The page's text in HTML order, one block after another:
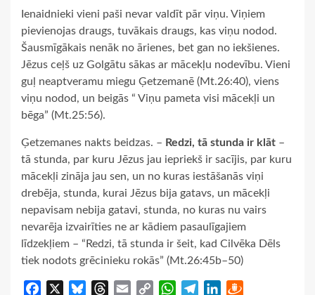
Ienaidnieki vieni paši nevar valdīt pār viņu. Viņiem
pievienojas draugs, tuvākais draugs, kas viņu nodod.
Šausmīgākais nenāk no ārienes, bet gan no iekšienes.
Jēzus ceļš uz Golgātu sākas ar mācekļu nodevību. Vieni
guļ neaptveramu miegu Ģetzemanē (Mt.26:40), viens
viņu nodod, un beigās “ Viņu pameta visi mācekļi un
bēga” (Mt.25:56).
Ģetzemanes nakts beidzas. – Redzi, tā stunda ir klāt –
tā stunda, par kuru Jēzus jau iepriekš ir sacījis, par kuru
mācekļi zināja jau sen, un no kuras iestāšanās viņi
drebēja, stunda, kurai Jēzus bija gatavs, un mācekļi
nepavisam nebija gatavi, stunda, no kuras nu vairs
nevarēja izvairīties ne ar kādiem pasaulīgajiem
līdzekļiem – “Redzi, tā stunda ir šeit, kad Cilvēka Dēls
tiek nodots grēcinieku rokās” (Mt.26:45b–50)
Facebook BlueskyThreads
Email
Copy
WhatsApp
TelegramLinkedIn